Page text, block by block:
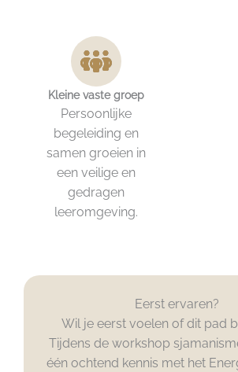
Kleine vaste groep
Persoonlijke
begeleiding en
samen groeien in
een veilige en
gedragen
leeromgeving.
Eerst ervaren?
Wil je eerst voelen of dit pad
Tijdens de workshop
één ochtend kennis met het